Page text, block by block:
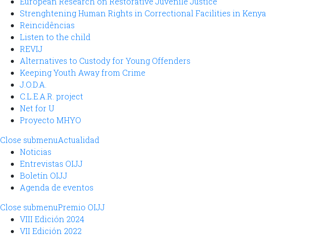
Strenghtening Human Rights in Correctional Facilities in Kenya
Reincidências
Listen to the child
REVIJ
Alternatives to Custody for Young Offenders
Keeping Youth Away from Crime
J.O.D.A.
C.L.E.A.R. project
Net for U
Proyecto MHYO
Close submenuActualidad
Noticias
Entrevistas OIJJ
Boletín OIJJ
Agenda de eventos
Close submenuPremio OIJJ
VIII Edición 2024
VII Edición 2022